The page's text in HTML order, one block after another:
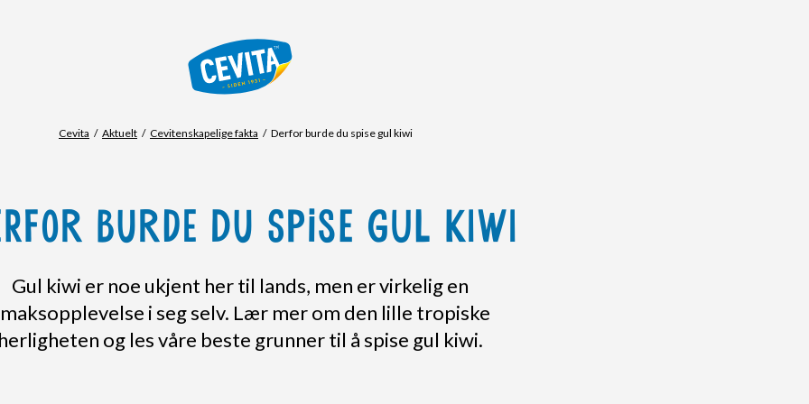
Cevita Aktuelt Cevitenskapelige fakta Derfor burde du spise gul kiwi
BURDE DU SPISE GUL KIWI
Gul kiwi er noe ukjent her til lands, men er virkelig en
i seg selv. Lær mer om den lille tropiske
herligheten og les våre beste grunner til å spise gul kiwi.